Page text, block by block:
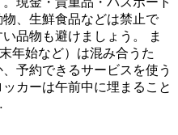
、生鮮食品などは禁止で
品物も避けましょう。 ま
年始など）は混み合うた
予約できるサービスを使う
カーは午前中に埋まること